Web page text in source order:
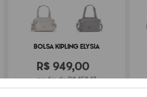
BOLSA KIPLING ELYSIA
R$ 949,00
ou 6x de R$ 158,17